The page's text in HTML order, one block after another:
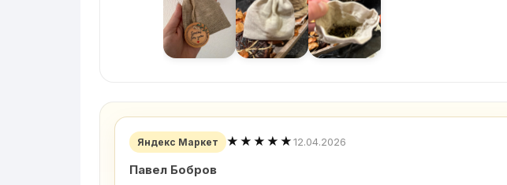
Яндекс Маркет ★★★★★12.04.2026
Павел Бобров